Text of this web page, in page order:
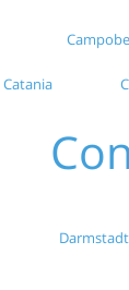
Catania
Darmstadt